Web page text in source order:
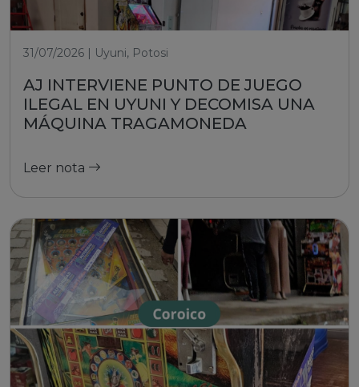
31/07/2026 | Uyuni, Potosi
AJ INTERVIENE PUNTO DE JUEGO
ILEGAL EN UYUNI Y DECOMISA UNA
MÁQUINA TRAGAMONEDA
Leer nota